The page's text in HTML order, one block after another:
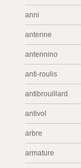
anni
antenne
antennino
anti-roulis
antibrouillard
antivol
arbre
armature